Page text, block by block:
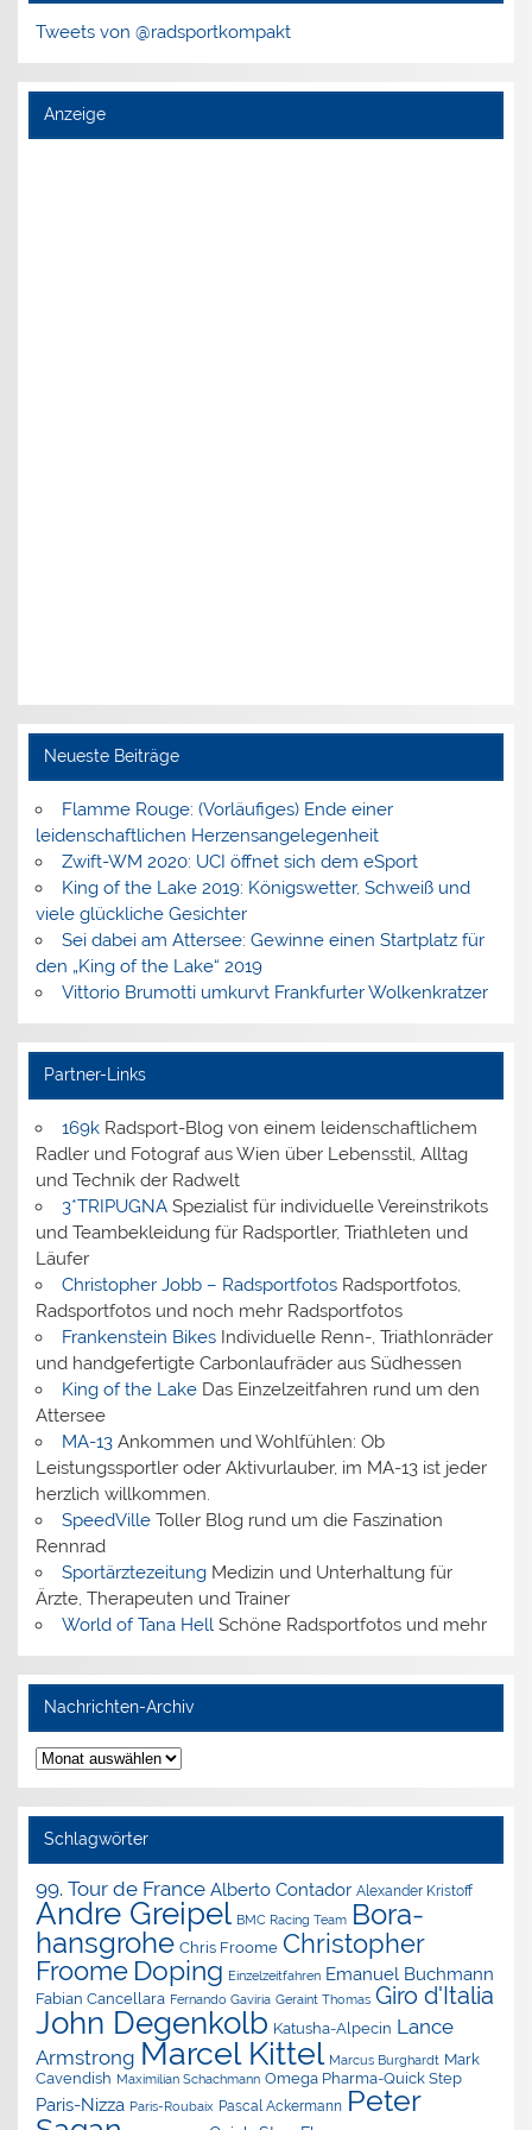
Tweets von @radsportkompakt
Anzeige
Neueste Beiträge
Flamme Rouge: (Vorläufiges) Ende einer
leidenschaftlichen Herzensangelegenheit
Zwift-WM 2020: UCI öffnet sich dem eSport
King of the Lake 2019: Königswetter, Schweiß und
viele glückliche Gesichter
Sei dabei am Attersee: Gewinne einen Startplatz für
den „King of the Lake“ 2019
Vittorio Brumotti umkurvt Frankfurter Wolkenkratzer
Partner-Links
169kRadsport-Blog von einem leidenschaftlichem
Radler und Fotograf aus Wien über Lebensstil, Alltag
und Technik der Radwelt
3*TRIPUGNASpezialist für individuelle Vereinstrikots
und Teambekleidung für Radsportler, Triathleten und
Läufer
Christopher Jobb – RadsportfotosRadsportfotos,
Radsportfotos und noch mehr Radsportfotos
Frankenstein BikesIndividuelle Renn-, Triathlonräder
und handgefertigte Carbonlaufräder aus Südhessen
King of the LakeDas Einzelzeitfahren rund um den
Attersee
MA-13Ankommen und Wohlfühlen: Ob
Leistungssportler oder Aktivurlauber, im MA-13 ist jeder
herzlich willkommen.
SpeedVilleToller Blog rund um die Faszination
Rennrad
SportärztezeitungMedizin und Unterhaltung für
Ärzte, Therapeuten und Trainer
World of Tana HellSchöne Radsportfotos und mehr
Nachrichten-Archiv
Nachrichten-
Archiv
Schlagwörter
99. Tour de France Alberto Contador Alexander Kristoff
Andre Greipel BMC Racing Team Bora-
hansgrohe Chris Froome Christopher
Froome Doping Einzelzeitfahren Emanuel Buchmann
Fabian Cancellara Fernando Gaviria Geraint Thomas Giro d'Italia
John Degenkolb Katusha-Alpecin Lance
Armstrong Marcel Kittel Marcus Burghardt Mark
Cavendish Maximilian Schachmann Omega Pharma-Quick Step
Paris-Nizza Paris-Roubaix Pascal Ackermann Peter